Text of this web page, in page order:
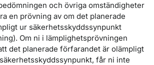
och övriga omständigheter
en prövning av om det planerade
ur säkerhetsskyddssynpunkt
Om ni i lämplighetsprövningen
det planerade förfarandet är olämpligt
får ni inte